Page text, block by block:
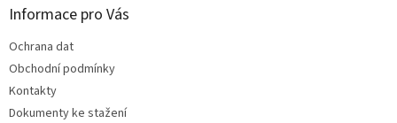
Informace pro Vás
Ochrana dat
Obchodní podmínky
Kontakty
Dokumenty ke stažení